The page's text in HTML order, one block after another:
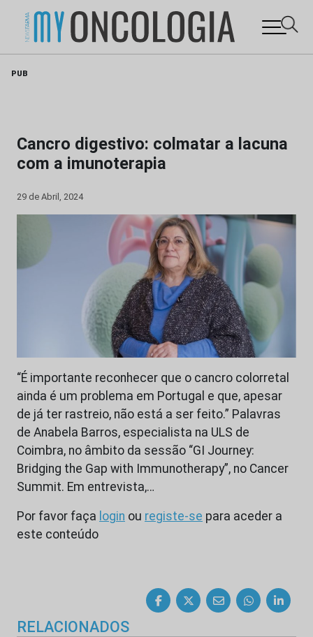
PUB
Cancro digestivo: colmatar a lacuna
com a imunoterapia
29 de Abril, 2024
“É importante reconhecer que o cancro colorretal
ainda é um problema em Portugal e que, apesar
de já ter rastreio, não está a ser feito.” Palavras
de Anabela Barros, especialista na ULS de
Coimbra, no âmbito da sessão “GI Journey:
Bridging the Gap with Immunotherapy”, no Cancer
Summit. Em entrevista,…
Por favor faça login ou registe-se para aceder a
este conteúdo
RELACIONADOS